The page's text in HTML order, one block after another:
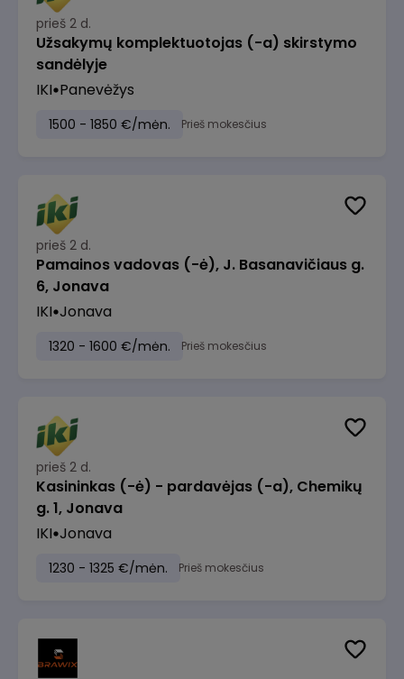
prieš 2 d.
Užsakymų komplektuotojas (-a) skirstymo
sandėlyje
IKI Panevėžys
1500 - 1850 €/mėn. Prieš mokesčius
prieš 2 d.
Pamainos vadovas (-ė), J. Basanavičiaus g.
6, Jonava
IKI Jonava
1320 - 1600 €/mėn. Prieš mokesčius
prieš 2 d.
Kasininkas (-ė) - pardavėjas (-a), Chemikų
g. 1, Jonava
IKI Jonava
1230 - 1325 €/mėn. Prieš mokesčius